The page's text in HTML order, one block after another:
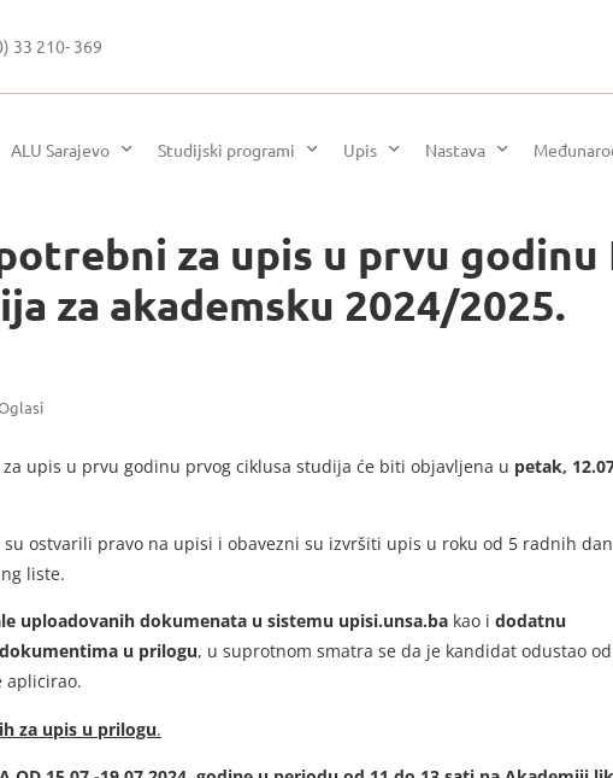
33 210- 369
ALU Sarajevo Studijski programi Upis Nastava
za upis u prvu godinu
za akademsku 2024/2025.
upis u prvu godinu prvog ciklusa studija će biti objavljena u petak,
ostvarili pravo na upisi i obavezni su izvršiti upis u roku od 5 radnih
liste.
uploadovanih dokumenata u sistemu upisi.unsa.ba kao i dodatnu
u prilogu, u suprotnom smatra se da je kandidat odustao
aplicirao.
za upis u prilogu.